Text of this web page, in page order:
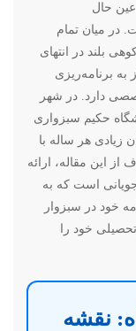
عین حال
در میان تمام
بلند در انتهای
برنامه‌ریزی
دارد. در شهر
حکیم سبزواری
زیادی هر ساله با
این مقاله، ارائه
است که به
خود در سبزوار
خود را
نقشه